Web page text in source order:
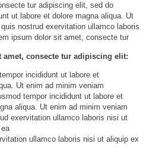
tur adipiscing elit, sed do
ut labore et dolore magna aliqua. Ut
nostrud exervitation ullamco laboris
ipsum dolor sit amet, consecte tur
consecte tur adipiscing elit:
incididunt ut labore et
Ut enim ad minim veniam
tempor incididunt ut labore et
aliqua. Ut enim ad minim veniam
exervitation ullamco laboris nisi ut
ullamco laboris nisi ut aliquip ex